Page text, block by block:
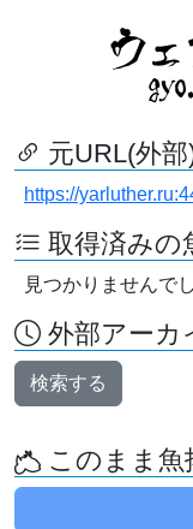
元URL(外部
https://
取得済みの
見つかりませんでし
外部アーカ
検索する
このまま魚